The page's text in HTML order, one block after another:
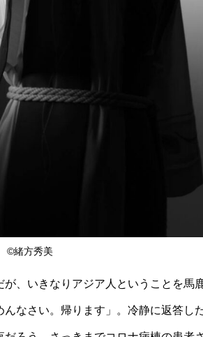
©緒方秀美
、いきなりアジア人ということを馬
なさい。帰ります」。冷静に返答し